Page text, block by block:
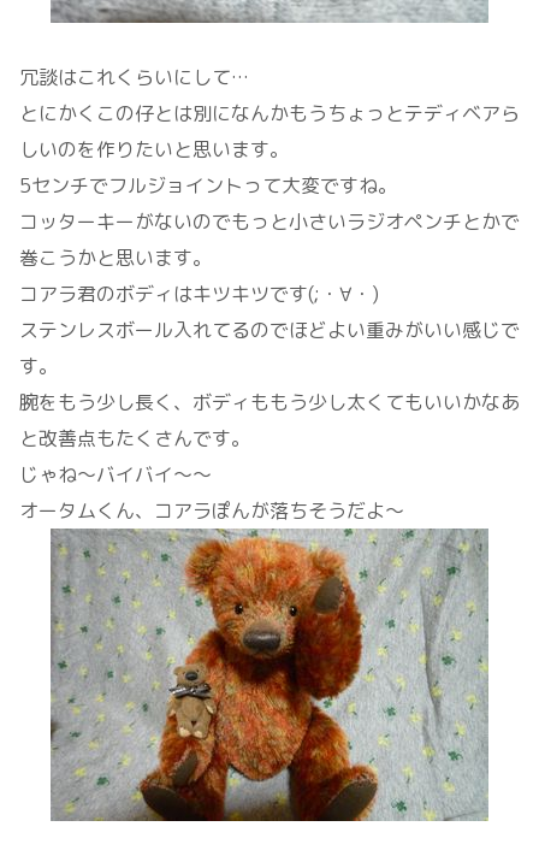
冗談はこれくらいにして…
とにかくこの仔とは別になんかもうちょっとテディベアら
しいのを作りたいと思います。
5センチでフルジョイントって大変ですね。
コッターキーがないのでもっと小さいラジオペンチとかで
巻こうかと思います。
コアラ君のボディはキツキツです(;・∀・)
ステンレスボール入れてるのでほどよい重みがいい感じで
す。
腕をもう少し長く、ボディももう少し太くてもいいかなあ
と改善点もたくさんです。
じゃね～バイバイ～～
オータムくん、コアラぽんが落ちそうだよ～